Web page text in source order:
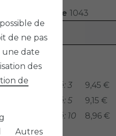
de l’article 1043
de la quantité: 3
9,45 €
de la quantité: 5
9,15 €
de la quantité: 10
8,96 €
de
de ne pas
une date
des
de
Autres